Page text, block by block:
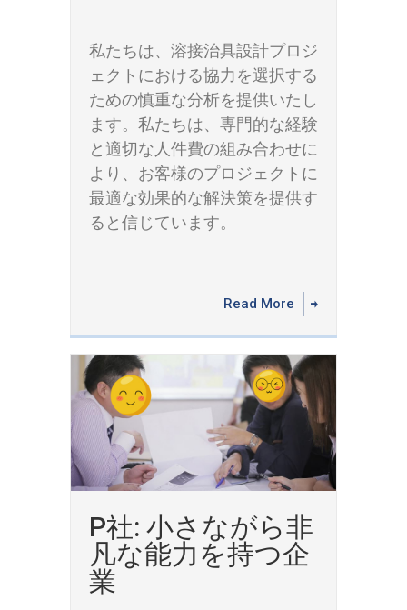
私たちは、溶接治具設計プロジ
ェクトにおける協力を選択する
ための慎重な分析を提供いたし
ます。私たちは、専門的な経験
と適切な人件費の組み合わせに
より、お客様のプロジェクトに
最適な効果的な解決策を提供す
ると信じています。
Read More
P社: 小さながら非
凡な能力を持つ企
業